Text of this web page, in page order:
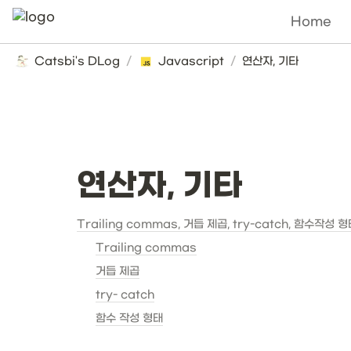
Home
Catsbi's DLog / Javascript / 연산자, 기타
연산자, 기타
Trailing commas, 거듭 제곱, try-catch, 함수작성 형
Trailing commas
거듭 제곱
try- catch
함수 작성 형태